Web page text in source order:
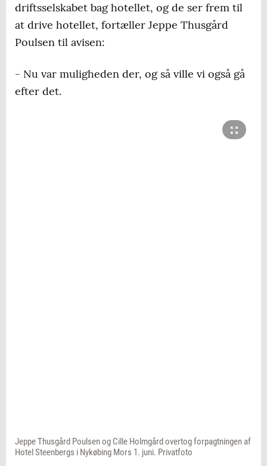
driftsselskabet bag hotellet, og de ser frem til
at drive hotellet, fortæller Jeppe Thusgård
Poulsen til avisen:
- Nu var muligheden der, og så ville vi også gå
efter det.
Jeppe Thusgård Poulsen og Cille Holmgård overtog forpagtningen af
Hotel Steenbergs i Nykøbing Mors 1. juni. Privatfoto